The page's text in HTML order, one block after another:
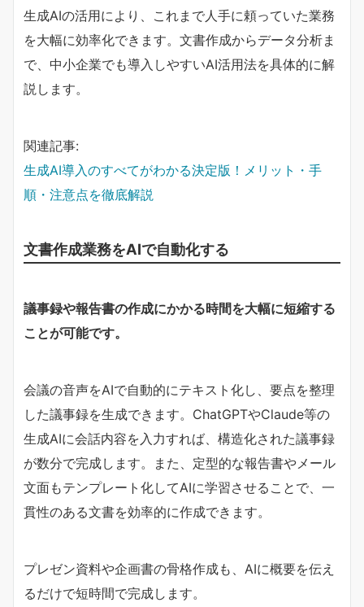
生成AIの活用により、これまで人手に頼っていた業務
を大幅に効率化できます。文書作成からデータ分析ま
で、中小企業でも導入しやすいAI活用法を具体的に解
説します。
関連記事:
生成AI導入のすべてがわかる決定版！メリット・手
順・注意点を徹底解説
文書作成業務をAIで自動化する
議事録や報告書の作成にかかる時間を大幅に短縮する
ことが可能です。
会議の音声をAIで自動的にテキスト化し、要点を整理
した議事録を生成できます。ChatGPTやClaude等の
生成AIに会話内容を入力すれば、構造化された議事録
が数分で完成します。また、定型的な報告書やメール
文面もテンプレート化してAIに学習させることで、一
貫性のある文書を効率的に作成できます。
プレゼン資料や企画書の骨格作成も、AIに概要を伝え
るだけで短時間で完成します。